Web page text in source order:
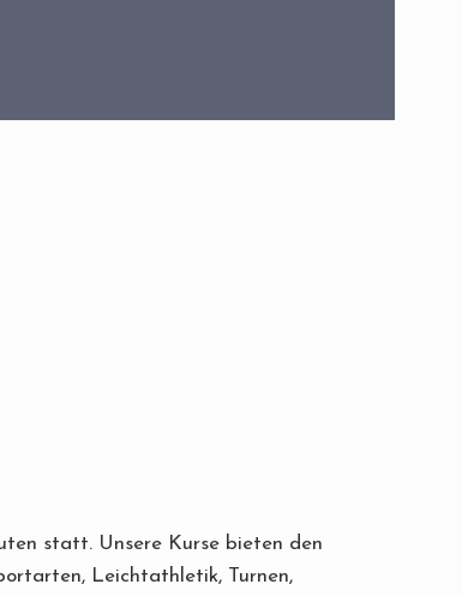
statt. Unsere Kurse bieten den
Leichtathletik, Turnen,